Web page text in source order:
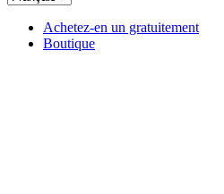
Achetez-en un gratuitement
Boutique